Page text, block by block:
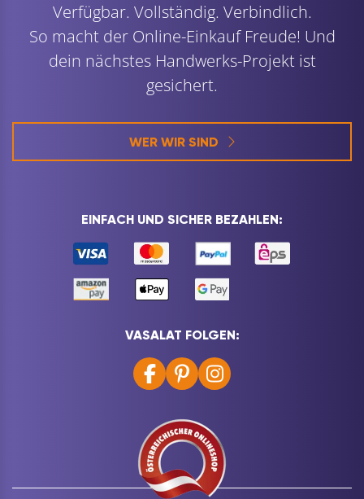
Verfügbar. Vollständig. Verbindlich.
So macht der Online-Einkauf Freude! Und
dein nächstes Handwerks-Projekt ist
gesichert.
WER WIR SIND
EINFACH UND SICHER BEZAHLEN:
VASALAT FOLGEN: